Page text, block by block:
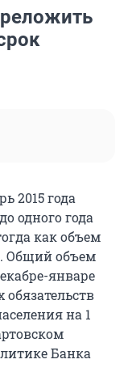
2015 года
одного года
как объем
Общий объем
январе
на 1
Банка